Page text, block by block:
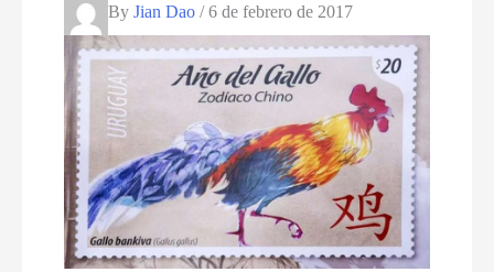
By Jian Dao /6 de febrero de 2017